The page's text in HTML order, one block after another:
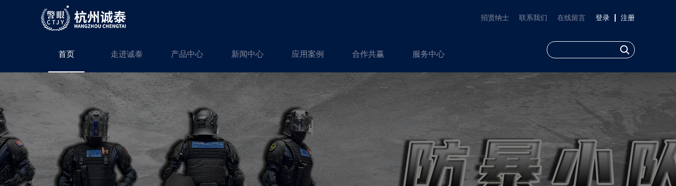
注册
登录
在线留言
联系我们
招贤纳士
首页 走进诚泰 产品中心 新闻中心 应用案例 合作共赢 服务中心